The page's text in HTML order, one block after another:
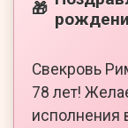
🎁
Свекровь
78 лет!
исполнения